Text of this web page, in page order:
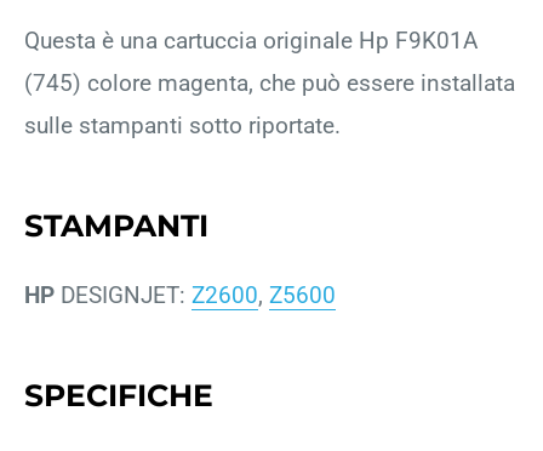
Questa è una cartuccia originale Hp F9K01A
(745) colore magenta, che può essere installata
sulle stampanti sotto riportate.
STAMPANTI
HP DESIGNJET: Z2600, Z5600
SPECIFICHE